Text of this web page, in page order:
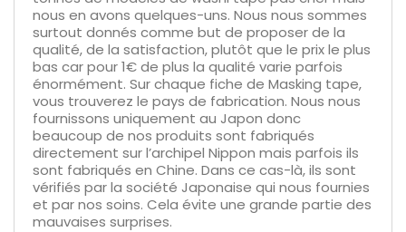
nous en avons quelques-uns. Nous nous sommes
surtout donnés comme but de proposer de la
qualité, de la satisfaction, plutôt que le prix le plus
bas car pour 1€ de plus la qualité varie parfois
énormément. Sur chaque fiche de Masking tape,
vous trouverez le pays de fabrication. Nous nous
fournissons uniquement au Japon donc
beaucoup de nos produits sont fabriqués
directement sur l’archipel Nippon mais parfois ils
sont fabriqués en Chine. Dans ce cas-là, ils sont
vérifiés par la société Japonaise qui nous fournies
et par nos soins. Cela évite une grande partie des
mauvaises surprises.